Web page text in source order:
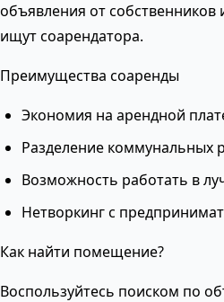
объявления от
ищут соарендатора.
Преимущества соаренды
Экономия на арендной
Разделение коммунальных
Возможность работать в
Нетворкинг с
Как найти помещение?
Воспользуйтесь поиском по